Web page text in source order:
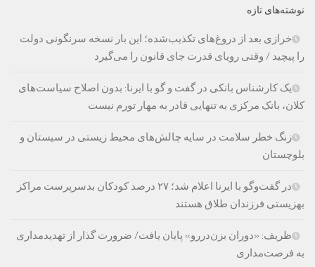
نوشته‌های تازه
خرازی بعد از دروغ‌های تکذیب‌شده؛ این بار نسخه سرنگونی دولت
را پیچید / وقتی رویای قدرت جای قانون را می‌گیرد
یک کارشناس بانکی در گفت و گو با ایرنا: بدون اصلاح سیاست‌های
کلان، بانک مرکزی به تنهایی قادر به مهار تورم نیست
زنگ خطر سلامت در سایه چالش‌های محیط زیستی در سیستان و
بلوچستان
در گفت‌وگو با ایرنا اعلام شد؛ ۲۷ درصد کودکان بدسرپرست مراکز
بهزیستی فرزندان طلاق هستند
ظریف: «دوران بزن‌دررو» پایان یافت/ ضرورت گذار از تهدیدمداری
به فرصت‌مداری